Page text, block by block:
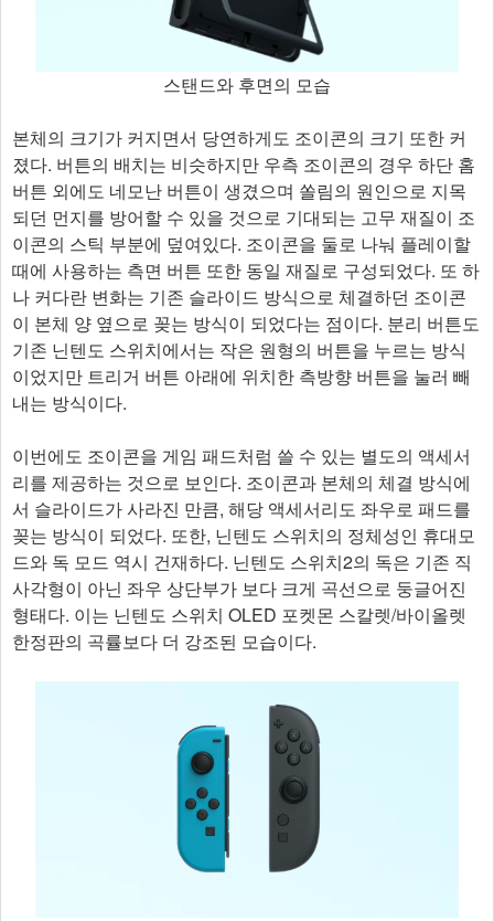
스탠드와 후면의 모습
본체의 크기가 커지면서 당연하게도 조이콘의 크기 또한 커
졌다. 버튼의 배치는 비슷하지만 우측 조이콘의 경우 하단 홈
버튼 외에도 네모난 버튼이 생겼으며 쏠림의 원인으로 지목
되던 먼지를 방어할 수 있을 것으로 기대되는 고무 재질이 조
이콘의 스틱 부분에 덮여있다. 조이콘을 둘로 나눠 플레이할
때에 사용하는 측면 버튼 또한 동일 재질로 구성되었다. 또 하
나 커다란 변화는 기존 슬라이드 방식으로 체결하던 조이콘
이 본체 양 옆으로 꽂는 방식이 되었다는 점이다. 분리 버튼도
기존 닌텐도 스위치에서는 작은 원형의 버튼을 누르는 방식
이었지만 트리거 버튼 아래에 위치한 측방향 버튼을 눌러 빼
내는 방식이다.
이번에도 조이콘을 게임 패드처럼 쓸 수 있는 별도의 액세서
리를 제공하는 것으로 보인다. 조이콘과 본체의 체결 방식에
서 슬라이드가 사라진 만큼, 해당 액세서리도 좌우로 패드를
꽂는 방식이 되었다. 또한, 닌텐도 스위치의 정체성인 휴대모
드와 독 모드 역시 건재하다. 닌텐도 스위치2의 독은 기존 직
사각형이 아닌 좌우 상단부가 보다 크게 곡선으로 둥글어진
형태다. 이는 닌텐도 스위치 OLED 포켓몬 스칼렛/바이올렛
한정판의 곡률보다 더 강조된 모습이다.